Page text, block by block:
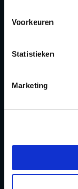
Voorkeuren
Statistieken
Marketing